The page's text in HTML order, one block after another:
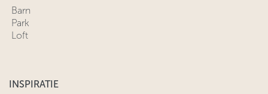
Barn
Park
Loft
INSPIRATIE